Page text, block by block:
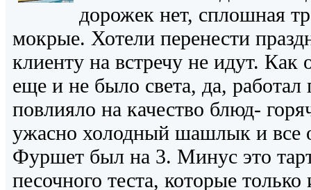
дорожек нет, сплошная
мокрые. Хотели перенести
клиенту на встречу не идут. Как
еще и не было света, да, работал
повлияло на качество блюд-
ужасно холодный шашлык и все
Фуршет был на 3. Минус это
песочного теста, которые только